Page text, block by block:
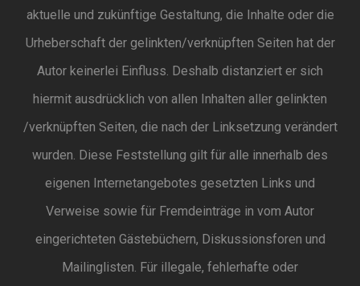
aktuelle und zukünftige Gestaltung, die Inhalte oder die
Urheberschaft der gelinkten/verknüpften Seiten hat der
Autor keinerlei Einfluss. Deshalb distanziert er sich
hiermit ausdrücklich von allen Inhalten aller gelinkten
/verknüpften Seiten, die nach der Linksetzung verändert
wurden. Diese Feststellung gilt für alle innerhalb des
eigenen Internetangebotes gesetzten Links und
Verweise sowie für Fremdeinträge in vom Autor
eingerichteten Gästebüchern, Diskussionsforen und
Mailinglisten. Für illegale, fehlerhafte oder